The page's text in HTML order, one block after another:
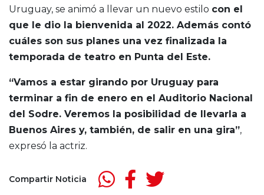
Uruguay, se animó a llevar un nuevo estilo con el
que le dio la bienvenida al 2022. Además contó
cuáles son sus planes una vez finalizada la
temporada de teatro en Punta del Este.
“Vamos a estar girando por Uruguay para
terminar a fin de enero en el Auditorio Nacional
del Sodre. Veremos la posibilidad de llevarla a
Buenos Aires y, también, de salir en una gira”,
expresó la actriz.
Compartir Noticia